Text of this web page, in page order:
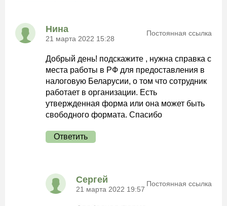
Нина
21 марта 2022 15:28
Постоянная ссылка
Добрый день! подскажите , нужна справка с
места работы в РФ для предоставления в
налоговую Беларусии, о том что сотрудник
работает в организации. Есть
утвержденная форма или она может быть
свободного формата. Спасибо
Ответить
Сергей
21 марта 2022 19:57
Постоянная ссылка